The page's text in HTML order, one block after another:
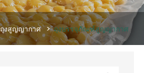
ถุงสูญญากาศ ถุงบรรจุภัณฑ์สูญญากาศ